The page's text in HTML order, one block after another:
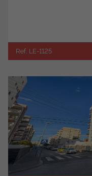
Ref. LE-1125